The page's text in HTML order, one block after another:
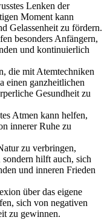
Lenken der
Moment kann
Gelassenheit zu fördern.
besonders Anfängern,
und kontinuierlich
die mit Atemtechniken
einen ganzheitlichen
Gesundheit zu
Atmen kann helfen,
innerer Ruhe zu
zu verbringen,
hilft auch, sich
und inneren Frieden
über das eigene
sich von negativen
zu gewinnen.